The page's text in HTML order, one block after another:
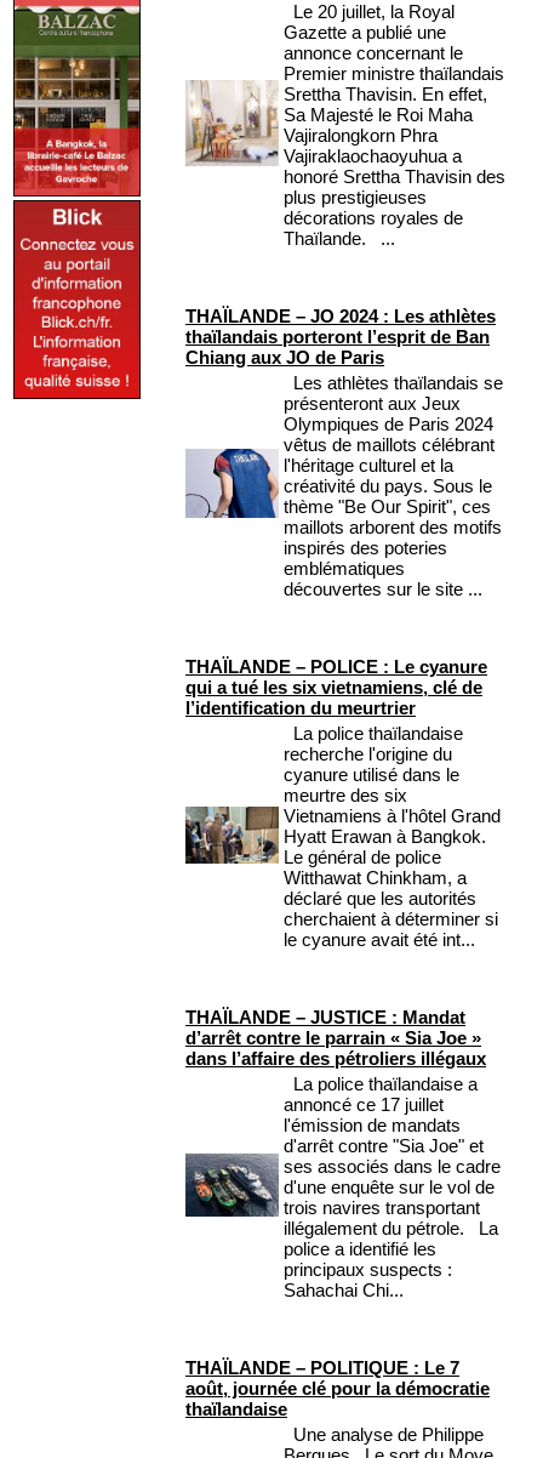
Le 20 juillet, la Royal
Gazette a publié une
annonce concernant le
Premier ministre thaïlandais
Srettha Thavisin. En effet,
Sa Majesté le Roi Maha
Vajiralongkorn Phra
Vajiraklaochaoyuhua a
honoré Srettha Thavisin des
plus prestigieuses
décorations royales de
Thaïlande. ...
THAÏLANDE – JO 2024 : Les athlètes
thaïlandais porteront l’esprit de Ban
Chiang aux JO de Paris
Les athlètes thaïlandais se
présenteront aux Jeux
Olympiques de Paris 2024
vêtus de maillots célébrant
l'héritage culturel et la
créativité du pays. Sous le
thème "Be Our Spirit", ces
maillots arborent des motifs
inspirés des poteries
emblématiques
découvertes sur le site ...
THAÏLANDE – POLICE : Le cyanure
qui a tué les six vietnamiens, clé de
l’identification du meurtrier
La police thaïlandaise
recherche l'origine du
cyanure utilisé dans le
meurtre des six
Vietnamiens à l'hôtel Grand
Hyatt Erawan à Bangkok.
Le général de police
Witthawat Chinkham, a
déclaré que les autorités
cherchaient à déterminer si
le cyanure avait été int...
THAÏLANDE – JUSTICE : Mandat
d’arrêt contre le parrain « Sia Joe »
dans l’affaire des pétroliers illégaux
La police thaïlandaise a
annoncé ce 17 juillet
l'émission de mandats
d'arrêt contre "Sia Joe" et
ses associés dans le cadre
d'une enquête sur le vol de
trois navires transportant
illégalement du pétrole. La
police a identifié les
principaux suspects :
Sahachai Chi...
THAÏLANDE – POLITIQUE : Le 7
août, journée clé pour la démocratie
thaïlandaise
Une analyse de Philippe